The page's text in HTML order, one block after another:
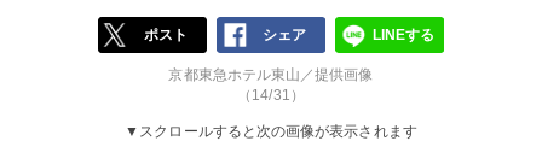
ポスト シェア LINEする
京都東急ホテル東山／提供画像
（14/31）
▼スクロールすると次の画像が表示されます